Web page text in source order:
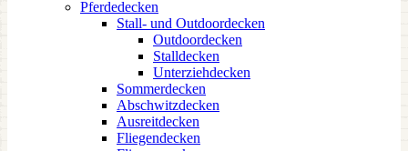
Pferdedecken
Stall- und Outdoordecken
Outdoordecken
Stalldecken
Unterziehdecken
Sommerdecken
Abschwitzdecken
Ausreitdecken
Fliegendecken